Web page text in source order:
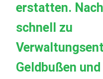
erstatten.
schnell zu
Geldbußen